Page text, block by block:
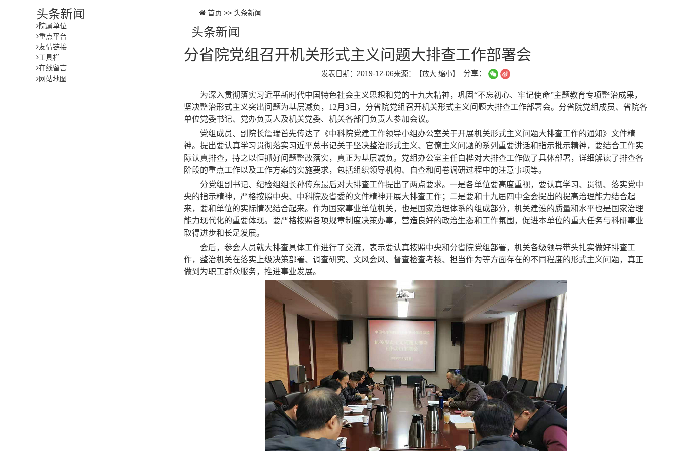
头条新闻
院属单位
重点平台
友情链接
工具栏
在线留言
网站地图
首页 >> 头条新闻
头条新闻
分省院党组召开机关形式主义问题大排查工作部署会
发表日期：2019-12-06来源： 【放大 缩小】 分享：
为深入贯彻落实习近平新时代中国特色社会主义思想和党的十九大精神， 巩固“不忘初心、牢记使命”主题教育专项整治成果，
坚决整治形式主义突出问题为基层减负 ， 12月3日 ，分省院党组召开机关形式主义问题大排查工作部署会。分省院党组成员、 省院各
单位党委书记、党办负责人及机关党委、机关各部门负责人参加会议。
党组成员、副院长詹瑞首先传达了 《中科院党建工作领导小组 办公室关于开展机关形式主义问题大排查工作的通知》文件精
神。提出要认真学习贯彻落实习近平总书记关于坚决整治形式主义、官僚主义问题的系列重要讲话和指示批示精神，要结合工作实
际认真排查，持之以恒抓好问题整改落实，真正为基层减负。 党组办公室主任白桦对大排查工作做了具体部署， 详细解读了排查各
阶段的重点工作以及工作方案的实施要求，包括组织领导机构、自查和问卷调研过程中的注意事项等。
分党组 副书记、纪检组组长孙传东最后对大排查工作提出了两点要求。一是各单位要高度重视，要认真学习、贯彻、落实党中
央的指示精神， 严格按照中央、中科院及省委的文件精神开展大排查工作； 二是要和十九届四中全会提出的提高治理能力结合起
来，要和单位的实际情况结合起来。 作为 国家事业单位机关， 也是国家治理体系的组成部分，机关建设的质量和水平也是国家治理
能力现代化的重要体现。要严格按照各项规章制度决策办事，营造良好的政治生态和工作氛围， 促进本单位的重大任务与科研事业
取得进步和长足发展。
会后， 参会人员就大排查具体工作进行了交流，表示要认真按照中央和分省院党组部署， 机关各级领导带头扎实做好排查工
作， 整治机关在落实上级决策部署、调查研究、文风会风、督查检查考核、担当作为等方面存在的不同程度的形式主义问题， 真正
做到为职工群众服务，推进事业发展。